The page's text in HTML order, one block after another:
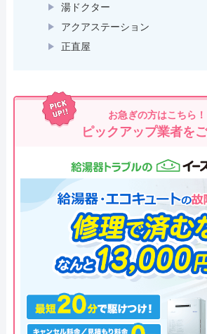
湯ドクター
アクアステーション
正直屋
お急ぎの方はこちら！
ピックアップ業者を